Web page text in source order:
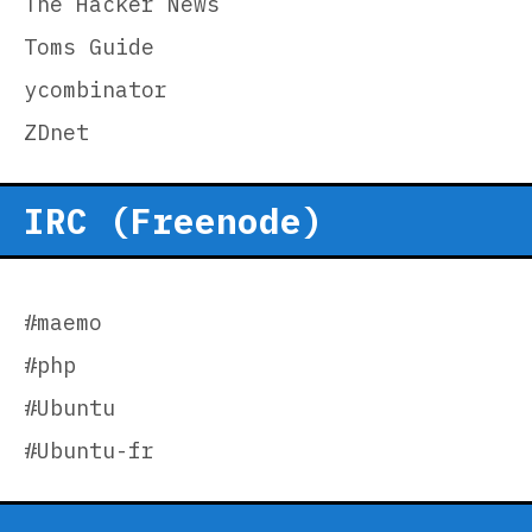
Toms Guide
ycombinator
ZDnet
IRC (Freenode)
#maemo
#php
#Ubuntu
#Ubuntu-fr